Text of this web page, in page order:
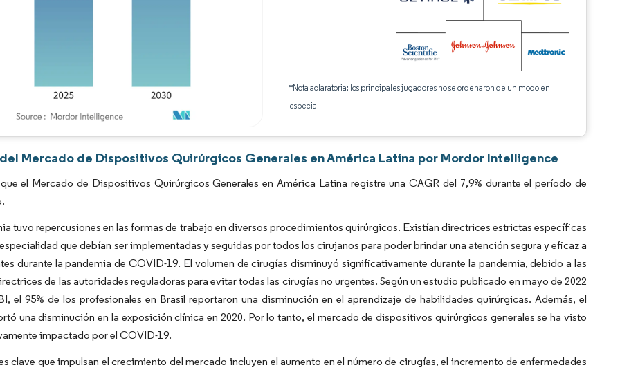
*Nota aclaratoria: los principales jugadores no se ordenaron de un modo en
especial
Imagen © Mordor Intelligence. El uso requiere atribución según CC BY 4.0.
Mercado de Dispositivos Quirúrgicos Generales en América Latina por Mordor Intelligence
el Mercado de Dispositivos Quirúrgicos Generales en América Latina registre una CAGR del 7,9% durante el período de
tuvo repercusiones en las formas de trabajo en diversos procedimientos quirúrgicos. Existían directrices estrictas específicas
que debían ser implementadas y seguidas por todos los cirujanos para poder brindar una atención segura y eficaz a
durante la pandemia de COVID-19. El volumen de cirugías disminuyó significativamente durante la pandemia, debido a las
de las autoridades reguladoras para evitar todas las cirugías no urgentes. Según un estudio publicado en mayo de 2022
el 95% de los profesionales en Brasil reportaron una disminución en el aprendizaje de habilidades quirúrgicas. Además, el
una disminución en la exposición clínica en 2020. Por lo tanto, el mercado de dispositivos quirúrgicos generales se ha visto
impactado por el COVID-19.
clave que impulsan el crecimiento del mercado incluyen el aumento en el número de cirugías, el incremento de enfermedades